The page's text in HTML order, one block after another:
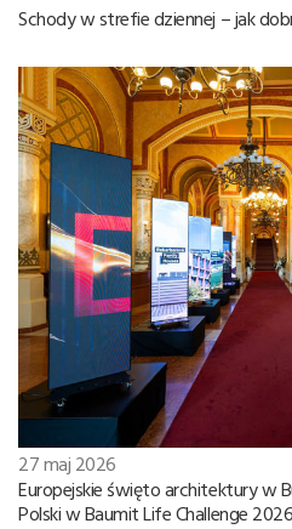
Schody w strefie dziennej – jak
27 maj 2026
Europejskie święto architektury w
Polski w Baumit Life Challenge